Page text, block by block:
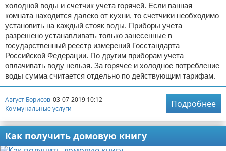
холодной воды и счетчик учета горячей. Если ванная
комната находится далеко от кухни, то счетчики необходимо
установить на каждый стояк воды. Приборы учета
разрешено устанавливать только занесенные в
государственный реестр измерений Госстандарта
Российской Федерации. По другим приборам учета
оплачивать воду нельзя. За горячее и холодное потребление
воды сумма считается отдельно по действующим тарифам.
Август Борисов 03-07-2019 10:12
Коммунальные услуги
Подробнее
Как получить домовую книгу